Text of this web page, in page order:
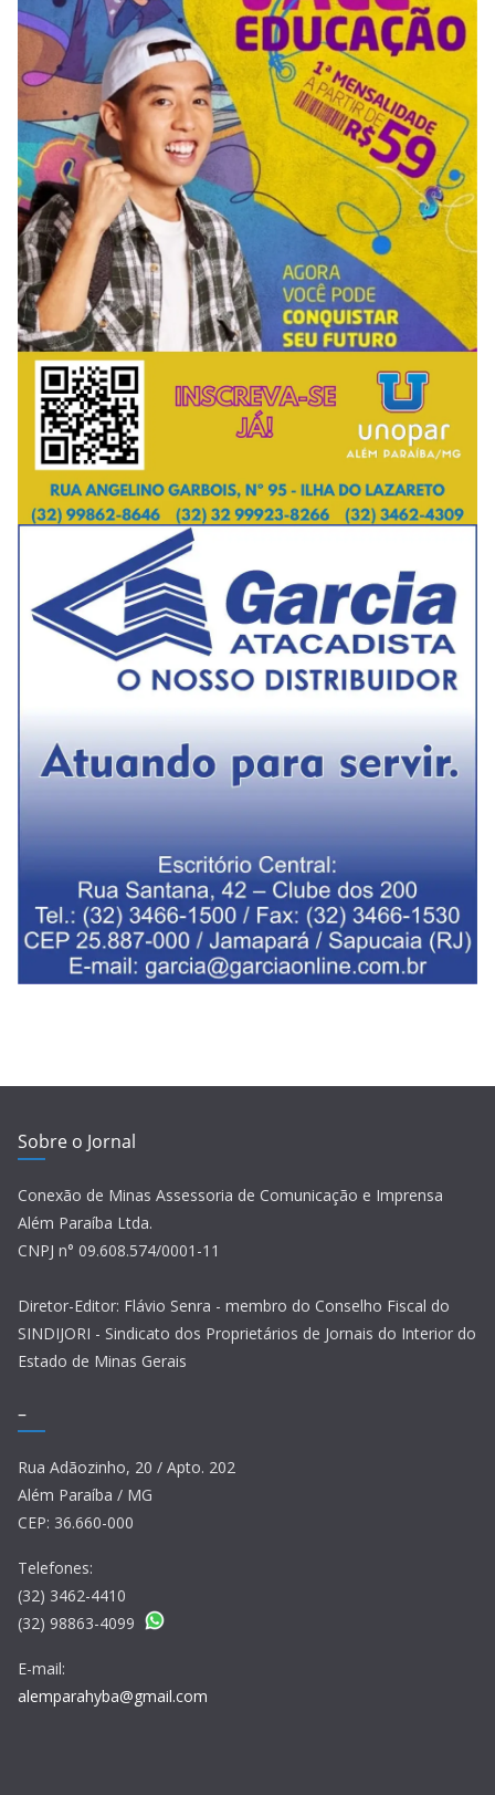
Sobre o Jornal
Conexão de Minas Assessoria de Comunicação e Imprensa
Além Paraíba Ltda.
CNPJ n° 09.608.574/0001-11
Diretor-Editor: Flávio Senra - membro do Conselho Fiscal do
SINDIJORI - Sindicato dos Proprietários de Jornais do Interior do
Estado de Minas Gerais
–
Rua Adãozinho, 20 / Apto. 202
Além Paraíba / MG
CEP: 36.660-000
Telefones:
(32) 3462-4410
(32) 98863-4099
E-mail:
alemparahyba@gmail.com